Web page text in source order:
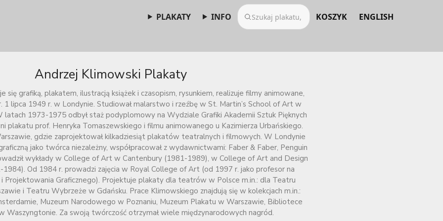
PLAKATY INFO KOSZYK ENGLISH
Andrzej Klimowski Plakaty
się grafiką, plakatem, ilustracją książek i czasopism, rysunkiem, realizuje filmy animowane,
1 lipca 1949 r. w Londynie. Studiował malarstwo i rzeźbę w St. Martin’s School of Art w
1973-1975 odbył staż podyplomowy na Wydziale Grafiki Akademii Sztuk Pięknych
plakatu prof. Henryka Tomaszewskiego i filmu animowanego u Kazimierza Urbańskiego.
gdzie zaprojektował kilkadziesiąt plakatów teatralnych i filmowych. W Londynie
jako twórca niezależny, współpracował z wydawnictwami: Faber & Faber, Penguin
wykłady w College of Art w Cantenbury (1981-1989), w College of Art and Design
Od 1984 r. prowadzi zajęcia w Royal College of Art (od 1997 r. jako profesor na
Projektowania Graficznego). Projektuje plakaty dla teatrów w Polsce m.in.: dla Teatru
i Teatru Wybrzeże w Gdańsku. Prace Klimowskiego znajdują się w kolekcjach m.in.:
Muzeum Narodowego w Poznaniu, Muzeum Plakatu w Warszawie, Bibliotece
Waszyngtonie. Za swoją twórczość otrzymał wiele międzynarodowych nagród.